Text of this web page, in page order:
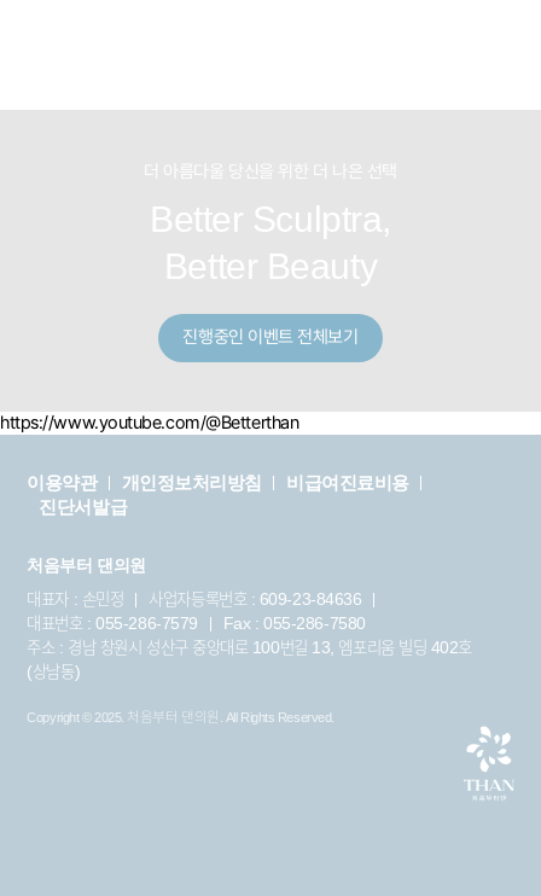
더 아름다울 당신을 위한 더 나은 선택
Better Sculptra,
Better Beauty
진행중인 이벤트 전체보기
https://www.youtube.com/@Betterthan
이용약관 개인정보처리방침
비급여진료비용
진단서발급
처음부터 댄의원
대표자 : 손민정
사업자등록번호 : 609-23-84636
대표번호 : 055-286-7579
Fax : 055-286-7580
주소 : 경남 창원시 성산구 중앙대로 100번길 13, 엠포리움 빌딩 402호
(상남동)
Copyright © 2025. 처음부터 댄의원 . All Rights Reserved.